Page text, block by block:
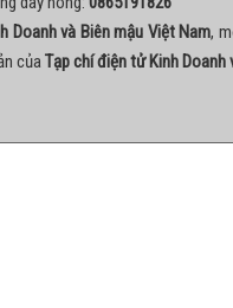
Doanh và Biên mậu Việt Nam,
củaTạp chí điện tử Kinh Doanh